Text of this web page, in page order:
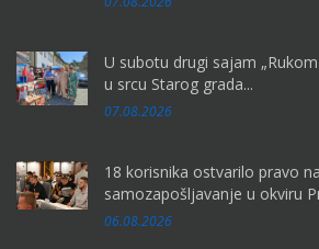
U subotu drugi sajam
u srcu Starog grada...
07.08.2026
18 korisnika ostvarilo pravo
samozapošljavanje u okviru
06.08.2026